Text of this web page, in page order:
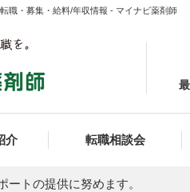
職・募集・給料/年収情報 - マイナビ薬剤師
介 転職相談会
ートの提供に努めます。